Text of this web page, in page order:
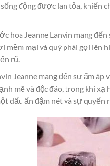
động được lan tỏa, khiến
hoa Jeanne Lanvin mang
mềm mại và quý phái gợi lên
rũ.
Jeanne mang đến sự ấm
mẽ và độc đáo, trong khi
dấu ấn đậm nét và sự quyến